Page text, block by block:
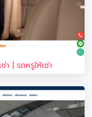
า | รถหรูให้เช่า